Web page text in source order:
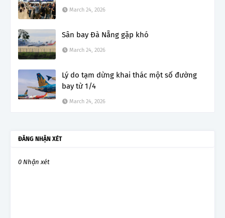
March 24, 2026
Sân bay Đà Nẵng gặp khó
March 24, 2026
Lý do tạm dừng khai thác một số đường
bay từ 1/4
March 24, 2026
ĐĂNG NHẬN XÉT
0 Nhận xét